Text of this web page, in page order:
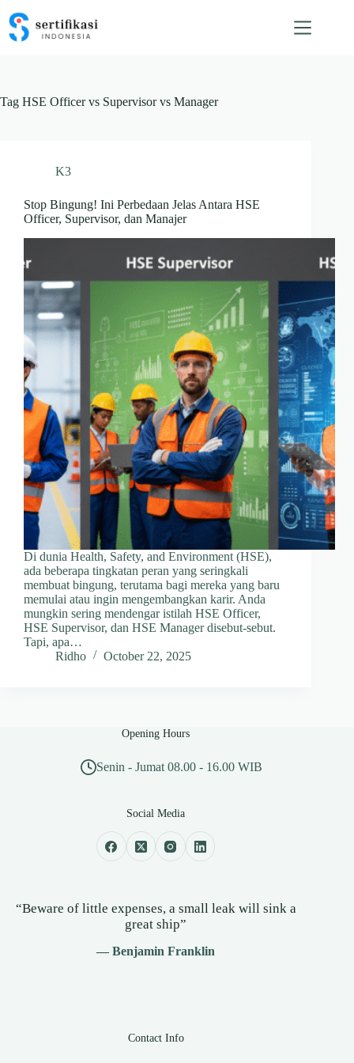
content
Tag HSE Officer vs Supervisor vs Manager
K3
Stop Bingung! Ini Perbedaan Jelas Antara HSE
Officer, Supervisor, dan Manajer
Di dunia Health, Safety, and Environment (HSE),
ada beberapa tingkatan peran yang seringkali
membuat bingung, terutama bagi mereka yang baru
memulai atau ingin mengembangkan karir. Anda
mungkin sering mendengar istilah HSE Officer,
HSE Supervisor, dan HSE Manager disebut-sebut.
Tapi, apa…
Ridho
October 22, 2025
Opening Hours
Senin - Jumat 08.00 - 16.00 WIB
Social Media
“Beware of little expenses, a small leak will sink a
great ship”
— Benjamin Franklin
Contact Info